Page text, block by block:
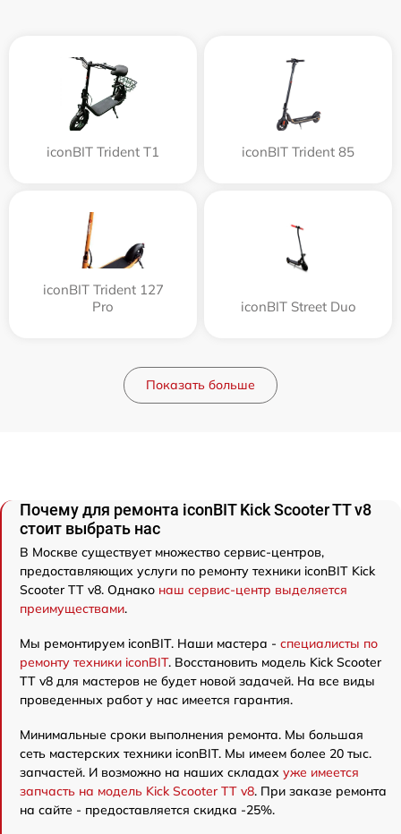
iconBIT Trident T1 iconBIT Trident 85
iconBIT Trident 127
Pro
iconBIT Street Duo
Показать больше
Почему для ремонта iconBIT Kick Scooter TT v8
стоит выбрать нас
В Москве существует множество сервис-центров,
предоставляющих услуги по ремонту техники iconBIT Kick
Scooter TT v8. Однако наш сервис-центр выделяется
преимуществами.
Мы ремонтируем iconBIT. Наши мастера - специалисты по
ремонту техники iconBIT. Восстановить модель Kick Scooter
TT v8 для мастеров не будет новой задачей. На все виды
проведенных работ у нас имеется гарантия.
Минимальные сроки выполнения ремонта. Мы большая
сеть мастерских техники iconBIT. Мы имеем более 20 тыс.
запчастей. И возможно на наших складах уже имеется
запчасть на модель Kick Scooter TT v8. При заказе ремонта
на сайте - предоставляется скидка -25%.